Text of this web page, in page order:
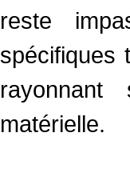
reste
spécifiques
matérielle.